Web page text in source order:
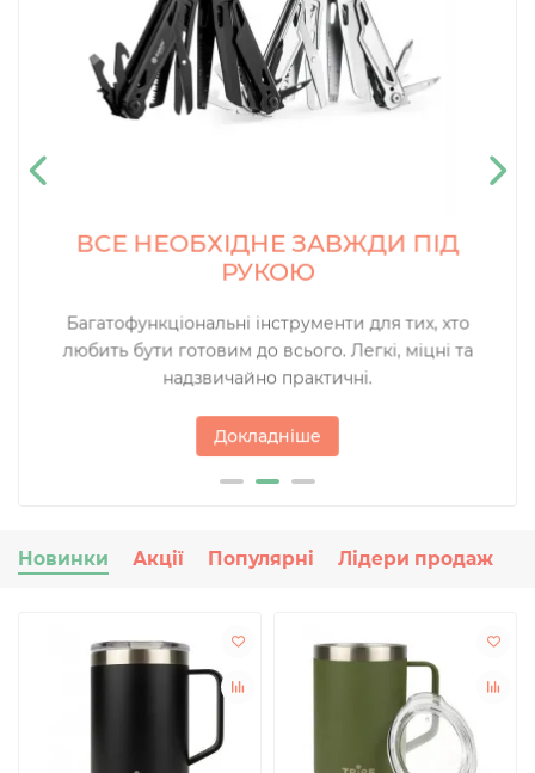
ВСЕ НЕОБХІДНЕ ЗАВЖДИ ПІД
РУКОЮ
Багатофункціональні інструменти для тих, хто
любить бути готовим до всього. Легкі, міцні та
надзвичайно практичні.
Докладніше
Новинки Акції Популярні Лідери продаж